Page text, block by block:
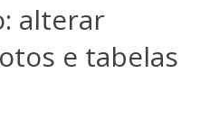
alterar
e tabelas